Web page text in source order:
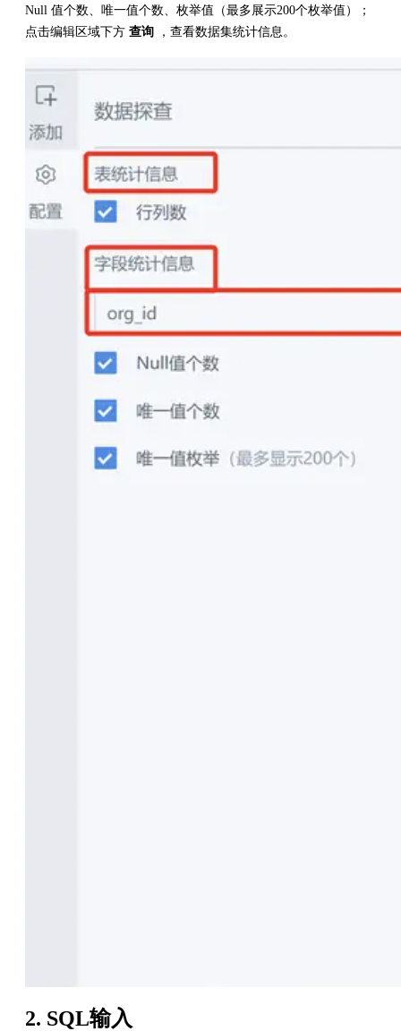
Null 值个数、唯一值个数、枚举值（最多展示200个枚举值）；
点击编辑区域下方 查询 ，查看数据集统计信息。
2. SQL输入